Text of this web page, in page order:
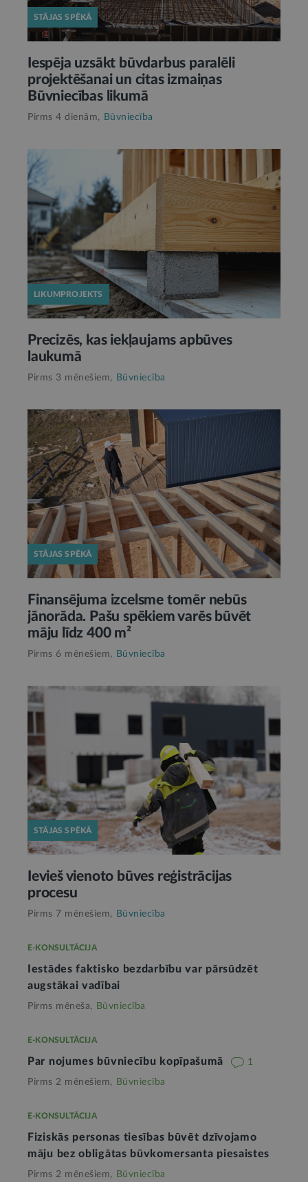
STĀJAS SPĒKĀ
Iespēja uzsākt būvdarbus paralēli
projektēšanai un citas izmaiņas
Būvniecības likumā
Pirms 4 dienām, Būvniecība
LIKUMPROJEKTS
Precizēs, kas iekļaujams apbūves
laukumā
Pirms 3 mēnešiem, Būvniecība
STĀJAS SPĒKĀ
Finansējuma izcelsme tomēr nebūs
jānorāda. Pašu spēkiem varēs būvēt
māju līdz 400 m²
Pirms 6 mēnešiem, Būvniecība
STĀJAS SPĒKĀ
Ievieš vienoto būves reģistrācijas
procesu
Pirms 7 mēnešiem, Būvniecība
E-KONSULTĀCIJA
Iestādes faktisko bezdarbību var pārsūdzēt
augstākai vadībai
Pirms mēneša, Būvniecība
E-KONSULTĀCIJA
Par nojumes būvniecību kopīpašumā 1
Pirms 2 mēnešiem, Būvniecība
E-KONSULTĀCIJA
Fiziskās personas tiesības būvēt dzīvojamo
māju bez obligātas būvkomersanta piesaistes
Pirms 2 mēnešiem, Būvniecība